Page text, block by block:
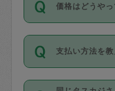
超えて依頼し
利用ください
の上事前申請
お、3時間を
いません。
価格はどうや
11種類の価格
身が価格を選
タスカジさん
があり、レビ
支払い方法を
お支払方法は